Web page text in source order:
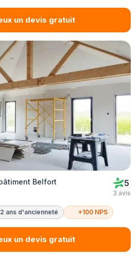
un devis gratuit
Belfort 5
3 avis
ans d'ancienneté +100 NPS
un devis gratuit